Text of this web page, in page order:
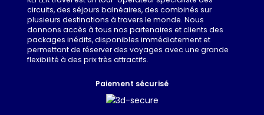
circuits, des séjours balnéaires, des combinés sur
plusieurs destinations à travers le monde. Nous
donnons accès à tous nos partenaires et clients des
packages inédits, disponibles immédiatement et
permettant de réserver des voyages avec une grande
flexibilité à des prix très attractifs.
Paiement sécurisé